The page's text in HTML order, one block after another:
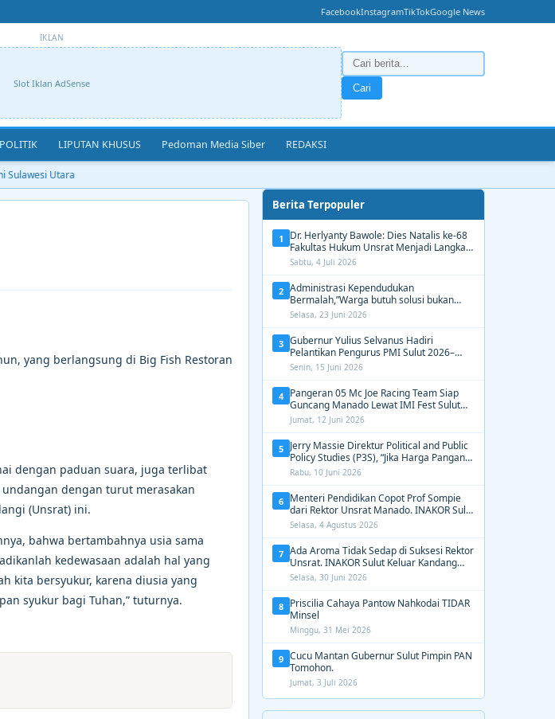
FacebookInstagramTikTokGoogle News
IKLAN
Slot Iklan AdSense Cari
POLITIK LIPUTAN KHUSUS Pedoman Media Siber REDAKSI
Utara
yang berlangsung di Big Fish Restoran
dengan paduan suara, juga terlibat
dengan turut merasakan
(Unsrat) ini.
bahwa bertambahnya usia sama
kedewasaan adalah hal yang
kita bersyukur, karena diusia yang
syukur bagi Tuhan,” tuturnya.
Berita Terpopuler
1
Dr. Herlyanty Bawole: Dies Natalis ke-68
Fakultas Hukum Unsrat Menjadi Langkah
Nyata Membangun Generasi Hukum
Berdampak
Sabtu, 4 Juli 2026
2 Administrasi Kependudukan
Bermalah,”Warga butuh solusi bukan
Alasan dari Disdukcapil Manado
Selasa, 23 Juni 2026
3 Gubernur Yulius Selvanus Hadiri
Pelantikan Pengurus PMI Sulut 2026–
2031, Tekankan Gerak Cepat untuk
Kemanusiaan
Senin, 15 Juni 2026
4 Pangeran 05 Mc Joe Racing Team Siap
Guncang Manado Lewat IMI Fest Sulut
2026 Apex Drag Championship
Jumat, 12 Juni 2026
5 Jerry Massie Direktur Political and Public
Policy Studies (P3S), “Jika Harga Pangan
Tak Terkendali, Zulhas dan Budi Santoso
Tak Layak Dipertahankan”
Rabu, 10 Juni 2026
6 Menteri Pendidikan Copot Prof Sompie
dari Rektor Unsrat Manado. INAKOR Sulut
Kawal Unsur Pidana dan Siap Bongkar
Aroma Busuk di Suksesi Rektor
Selasa, 4 Agustus 2026
7 Ada Aroma Tidak Sedap di Suksesi Rektor
Unsrat. INAKOR Sulut Keluar Kandang
Kawal Proses Seleksi
Selasa, 30 Juni 2026
8 Priscilia Cahaya Pantow Nahkodai TIDAR
Minsel
Minggu, 31 Mei 2026
9 Cucu Mantan Gubernur Sulut Pimpin PAN
Tomohon.
Jumat, 3 Juli 2026